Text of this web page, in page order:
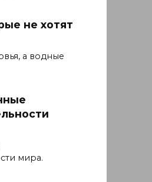
не хотят
а водные
мира.